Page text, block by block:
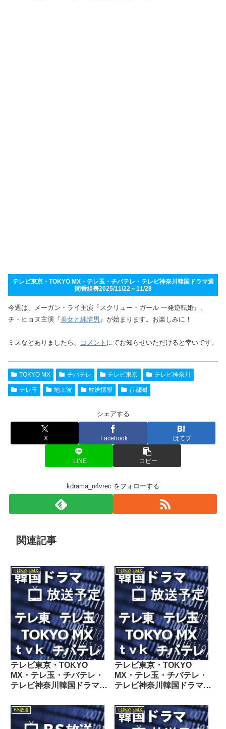
テレビ東京・TOKYO MX・テレ玉・チバテレ・テレビ神奈川韓国ドラマ週
間番組表2025/11/22～11/28
今週は、メーガン・ライ主演『スクリュー・ガール 一発逆転婚』、
チ・ヒョヌ主演『美女と純情男 』が始まります。お楽しみに！
ミスなどありましたら、 コメント にてお知らせいただけると幸いです。
TOKYO MX チバテレ テレビ東京 テレビ神奈川
テレ玉 地上波 放送情報 首都圏
シェアする
X Facebook はてブ
LINE コピー
kdrama_n4vrec をフォローする
関連記事
TOKYO MX
テレビ東京・TOKYO
MX・テレ玉・チバテレ・
テレビ神奈川韓国ドラマ週
11/18
TOKYO MX
テレビ東京・TOKYO
MX・テレ玉・チバテレ・
テレビ神奈川韓国ドラマ週
09/01
BS放送 TOKYO MX